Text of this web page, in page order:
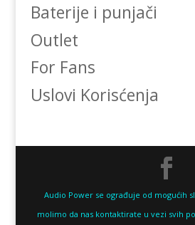
Baterije i punjači
Outlet
For Fans
Uslovi Korisćenja
Audio Power se ograđuje od mogućih
molimo da nas kontaktirate u vezi svih